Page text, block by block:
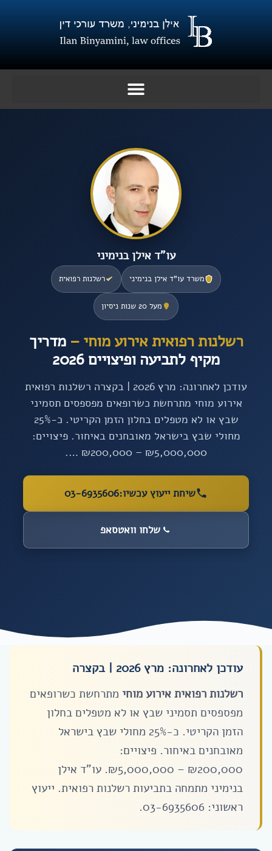
משרד עו”ד אילן בנימיני רשלנות רפואית
מעל 20 שנות ניסיון
רשלנות רפואית אירוע מוחי – מדריך
מקיף לתביעה ופיצויים 2026
עודכן לאחרונה: מרץ 2026 | בקצרה רשלנות רפואית
אירוע מוחי מתרחשת כשרופאים מפספסים תסמיני
שבץ או לא מטפלים בחלון הזמן הקריטי. כ-25%
מחולי שבץ בישראל מאובחנים באיחור. פיצויים:
₪5,000,000 – ₪200,000 ….
שיחת ייעוץ עכשיו:03-6935606
שלחו וואטסאפ
עו”ד אילן בנימיני
עודכן לאחרונה: מרץ 2026 | בקצרה
רשלנות רפואית אירוע מוחי מתרחשת כשרופאים
מפספסים תסמיני שבץ או לא מטפלים בחלון
הזמן הקריטי. כ-25% מחולי שבץ בישראל
מאובחנים באיחור. פיצויים:
₪5,000,000 – ₪200,000. עו”ד אילן
בנימיני מתמחה בתביעות רשלנות רפואית. ייעוץ
ראשוני: 03-6935606
.